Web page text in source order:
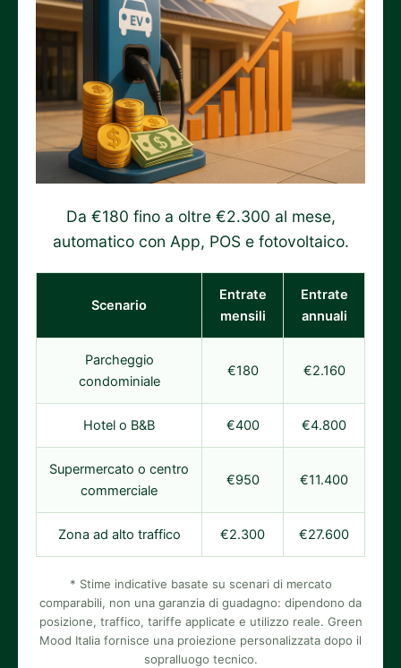
Da €180 fino a oltre €2.300 al mese,
automatico con App, POS e fotovoltaico.
Scenario
Entrate
mensili
Entrate
annuali
Parcheggio
condominiale
€180 €2.160
Hotel o B&B €400 €4.800
Supermercato o centro
commerciale
€950 €11.400
Zona ad alto traffico €2.300 €27.600
* Stime indicative basate su scenari di mercato
comparabili, non una garanzia di guadagno: dipendono da
posizione, traffico, tariffe applicate e utilizzo reale. Green
Mood Italia fornisce una proiezione personalizzata dopo il
sopralluogo tecnico.